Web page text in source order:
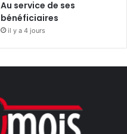
Au service de ses
bénéficiaires
il y a 4 jours